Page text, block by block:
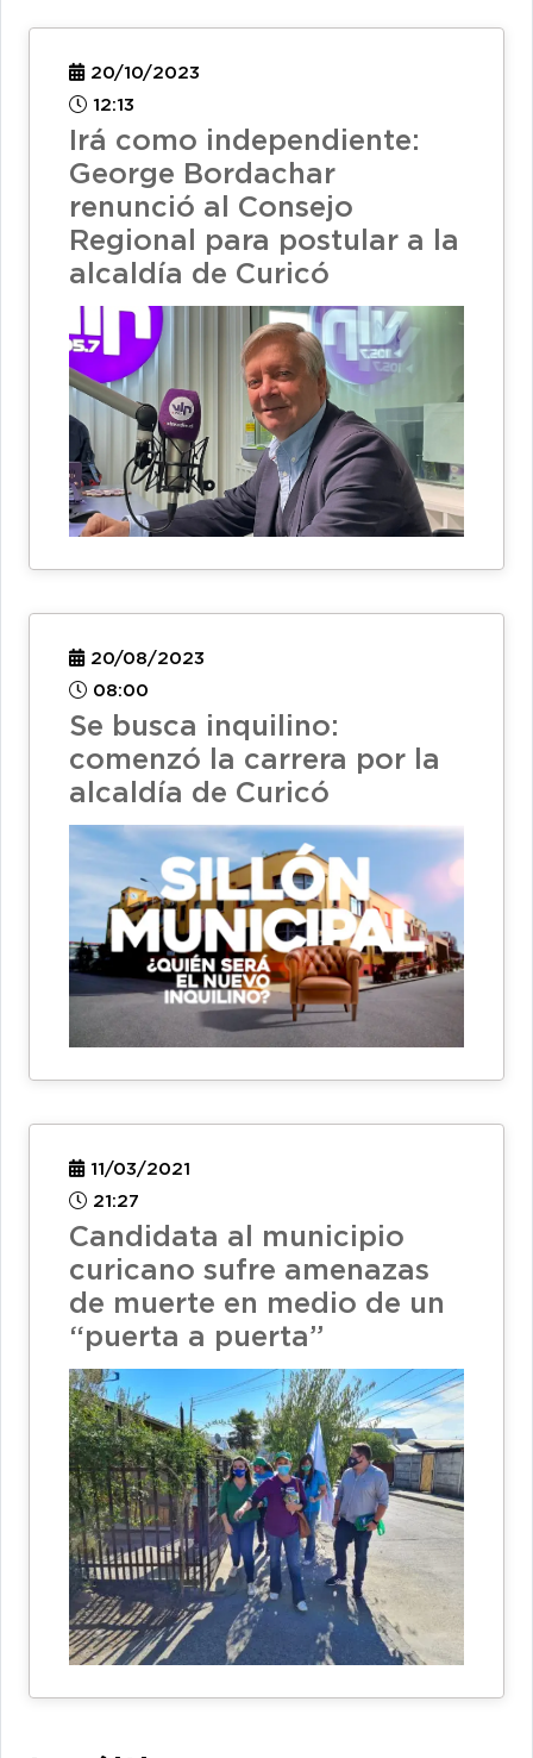
20/10/2023
12:13
Irá como independiente:
George Bordachar
renunció al Consejo
Regional para postular a la
alcaldía de Curicó
20/08/2023
08:00
Se busca inquilino:
comenzó la carrera por la
alcaldía de Curicó
11/03/2021
21:27
Candidata al municipio
curicano sufre amenazas
de muerte en medio de un
“puerta a puerta”